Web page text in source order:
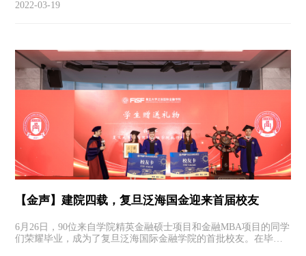
2022-03-19
【金声】建院四载，复旦泛海国金迎来首届校友
6月26日，90位来自学院精英金融硕士项目和金融MBA项目的同学
们荣耀毕业，成为了复旦泛海国际金融学院的首批校友。在毕业